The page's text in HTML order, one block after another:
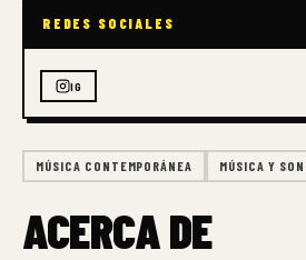
MÚSICA CONTEMPORÁNEA MÚSICA Y
ACERCA DE
REDES SOCIALES
IG